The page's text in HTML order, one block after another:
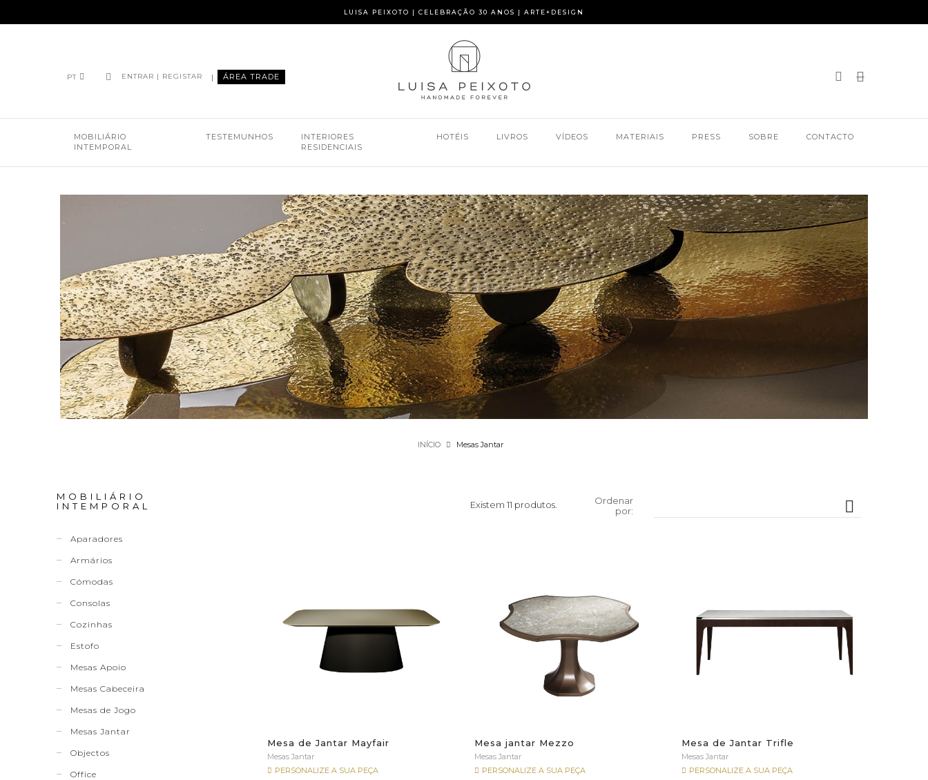
LUISA PEIXOTO | CELEBRAÇÃO 30 ANOS | ARTE+DESIGN
PT ENTRAR | REGISTAR | ÁREA TRADE
MOBILIÁRIO
INTEMPORAL
TESTEMUNHOS
INTERIORES
RESIDENCIAIS
HOTÉIS LIVROS VÍDEOS MATERIAIS PRESS SOBRE CONTACTO
INÍCIO Mesas Jantar
MOBILIÁRIO
INTEMPORAL
Aparadores
Armários
Cómodas
Consolas
Cozinhas
Estofo
Mesas Apoio
Mesas Cabeceira
Mesas de Jogo
Mesas Jantar
Objectos
Office
Existem 11 produtos.
Ordenar
por:

Mesa de Jantar Mayfair
Mesas Jantar
PERSONALIZE A SUA PEÇA
Mesa jantar Mezzo
Mesas Jantar
PERSONALIZE A SUA PEÇA
Mesa de Jantar Trifle
Mesas Jantar
PERSONALIZE A SUA PEÇA